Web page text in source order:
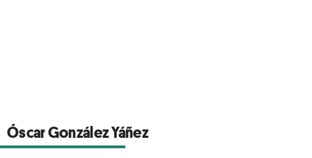
Óscar González Yáñez